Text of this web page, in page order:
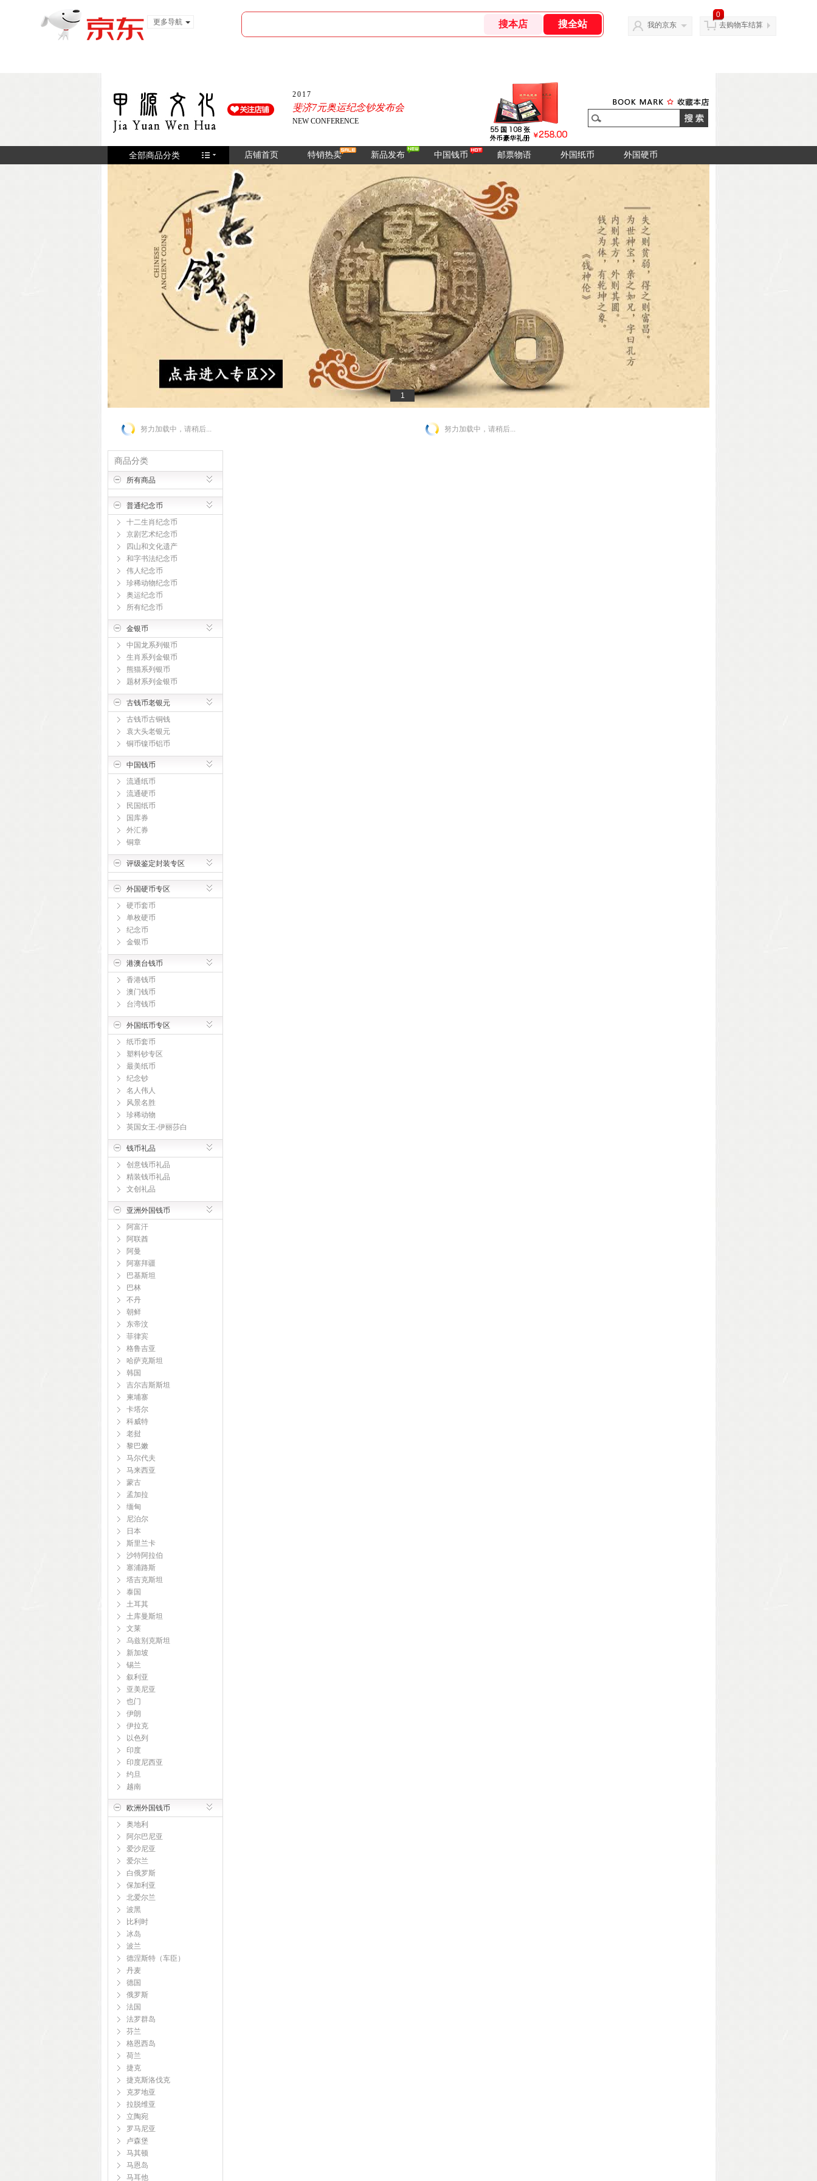
更多导航
我的京东
0
去购物车结算
2017
斐济7元奥运纪念钞发布会
NEW CONFERENCE
全部商品分类 店铺首页 特销热卖 新品发布 中国钱币 邮票物语 外国纸币 外国硬币
1
努力加载中，请稍后...
商品分类
所有商品
普通纪念币
十二生肖纪念币
京剧艺术纪念币
四山和文化遗产
和字书法纪念币
伟人纪念币
珍稀动物纪念币
奥运纪念币
所有纪念币
金银币
中国龙系列银币
生肖系列金银币
熊猫系列银币
题材系列金银币
古钱币老银元
古钱币古铜钱
袁大头老银元
铜币镍币铝币
中国钱币
流通纸币
流通硬币
民国纸币
国库券
外汇券
铜章
评级鉴定封装专区
外国硬币专区
硬币套币
单枚硬币
纪念币
金银币
港澳台钱币
香港钱币
澳门钱币
台湾钱币
外国纸币专区
纸币套币
塑料钞专区
最美纸币
纪念钞
名人伟人
风景名胜
珍稀动物
英国女王-伊丽莎白
钱币礼品
创意钱币礼品
精装钱币礼品
文创礼品
亚洲外国钱币
阿富汗
阿联酋
阿曼
阿塞拜疆
巴基斯坦
巴林
不丹
朝鲜
东帝汶
菲律宾
格鲁吉亚
哈萨克斯坦
韩国
吉尔吉斯斯坦
柬埔寨
卡塔尔
科威特
老挝
黎巴嫩
马尔代夫
马来西亚
蒙古
孟加拉
缅甸
尼泊尔
日本
斯里兰卡
沙特阿拉伯
塞浦路斯
塔吉克斯坦
泰国
土耳其
土库曼斯坦
文莱
乌兹别克斯坦
新加坡
锡兰
叙利亚
亚美尼亚
也门
伊朗
伊拉克
以色列
印度
印度尼西亚
约旦
越南
欧洲外国钱币
奥地利
阿尔巴尼亚
爱沙尼亚
爱尔兰
白俄罗斯
保加利亚
北爱尔兰
波黑
比利时
冰岛
波兰
德涅斯特（车臣）
丹麦
德国
俄罗斯
法国
法罗群岛
芬兰
格恩西岛
荷兰
捷克
捷克斯洛伐克
克罗地亚
拉脱维亚
立陶宛
罗马尼亚
卢森堡
马其顿
马恩岛
马耳他
努力加载中，请稍后...